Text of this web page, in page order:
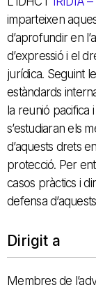
imparteixen
d’aprofundir en
d’expressió i el
jurídica. Seguint
estàndards
la reunió pacifica
s’estudiaran els
d’aquests drets
protecció. Per
casos pràctics i
defensa
Dirigit a
Membres de